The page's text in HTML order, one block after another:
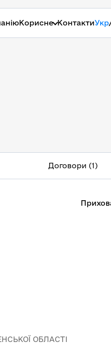
Корисне КонтактиУкр
Договори (1)
ОБЛАСТІ